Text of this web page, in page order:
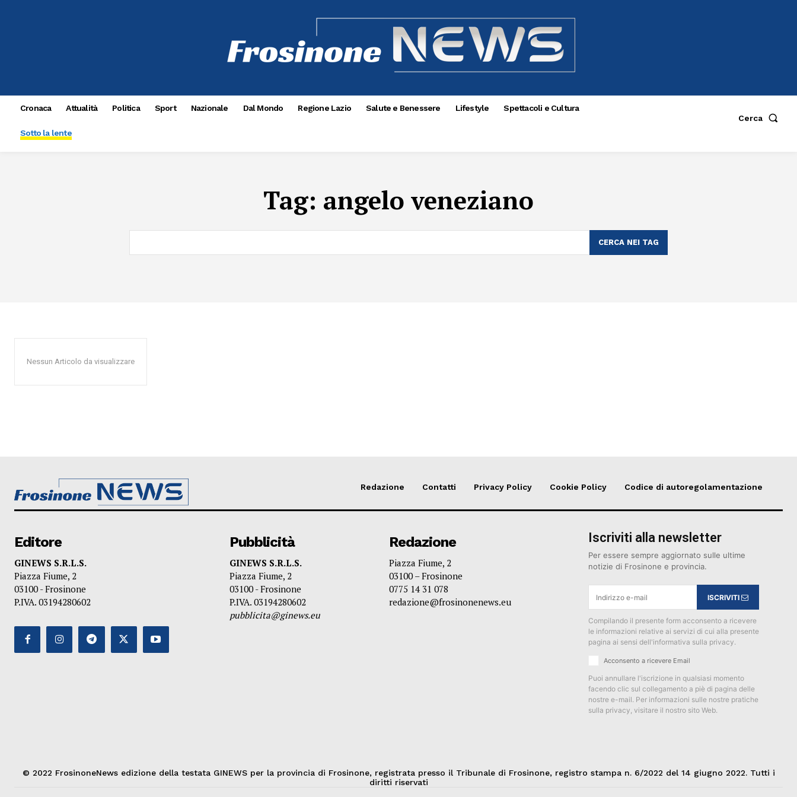
Cronaca Attualità Politica Sport Nazionale Dal Mondo Regione Lazio Salute e Benessere Lifestyle Spettacoli e Cultura
Sotto la lente
Cerca
Tag: angelo veneziano
CERCA NEI TAG
Nessun Articolo da visualizzare
Redazione Contatti Privacy Policy Cookie Policy Codice di autoregolamentazione
Editore
GINEWS S.R.L.S.
Piazza Fiume, 2
03100 - Frosinone
P.IVA. 03194280602
Pubblicità
GINEWS S.R.L.S.
Piazza Fiume, 2
03100 - Frosinone
P.IVA. 03194280602
pubblicita@ginews.eu
Redazione
Piazza Fiume, 2
03100 – Frosinone
0775 14 31 078
redazione@frosinonenews.eu
Iscriviti alla newsletter
Per essere sempre aggiornato sulle ultime
notizie di Frosinone e provincia.
ISCRIVITI
Compilando il presente form acconsento a ricevere
le informazioni relative ai servizi di cui alla presente
pagina ai sensi dell'informativa sulla privacy.
Acconsento a ricevere Email
Puoi annullare l'iscrizione in qualsiasi momento
facendo clic sul collegamento a piè di pagina delle
nostre e-mail. Per informazioni sulle nostre pratiche
sulla privacy, visitare il nostro sito Web.
© 2022 FrosinoneNews edizione della testata GINEWS per la provincia di Frosinone, registrata presso il Tribunale di Frosinone, registro stampa n. 6/2022 del 14 giugno 2022. Tutti i
diritti riservati